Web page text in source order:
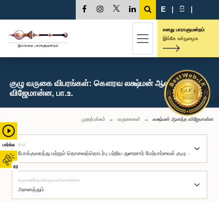
பார்க்க
02
E | සි |
எனது பாராளுமன்றம்
இங்கே உள்நுழைக
குழு வருகை விபரங்கள்: கௌரவ லக்ஷ்மன் ஆனந்த
விஜேமான்ன, பா.உ.
முதற்பக்கம் வருகைகள் லக்ஷ்மன் ஆனந்த விஜேமான்ன
குழு
சமூகமளித்தார்/சமூகமளிக்கவில்லை